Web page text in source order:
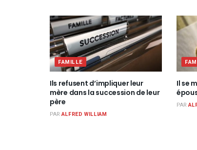
FAMILLE
Ils refusent d’impliquer leur
mère dans la succession de leur
père
PAR ALFRED WILLIAM
Il se
PAR